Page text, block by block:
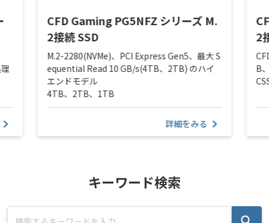
CFD Gaming PG5NFZ シリーズ M.
2接続 SSD
M.2-2280(NVMe)、PCI Express Gen5、最大 S
equential Read 10 GB/s(4TB、2TB) のハイ
エンドモデル
4TB、2TB、1TB
詳細をみる
2
B
キーワード検索